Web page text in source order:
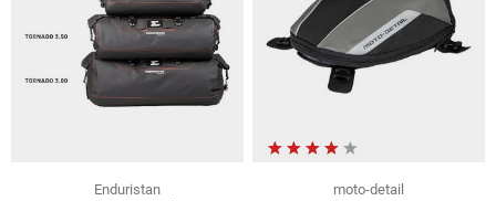
Enduristan
moto-detail